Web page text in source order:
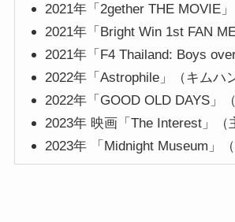
2021年「2gether THE MOVIE
2021年「Bright Win 1st FAN
2021年「F4 Thailand: Boys
2022年「Astrophile」（キムハ
2022年「GOOD OLD DAYS」
2023年 映画「The Interest」（
2023年 「Midnight Museum」（